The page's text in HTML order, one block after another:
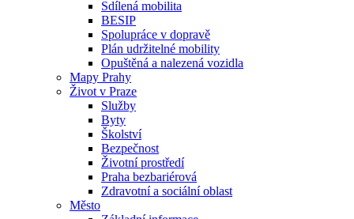
Sdílená mobilita
BESIP
Spolupráce v dopravě
Plán udržitelné mobility
Opuštěná a nalezená vozidla
Mapy Prahy
Život v Praze
Služby
Byty
Školství
Bezpečnost
Životní prostředí
Praha bezbariérová
Zdravotní a sociální oblast
Město